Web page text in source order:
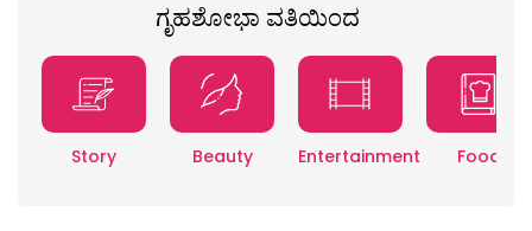
ಗೃಹಶೋಭಾ ವತಿಯಿಂದ
Story Beauty Entertainment Food